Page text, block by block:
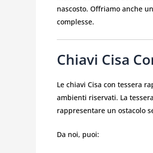
nascosto. Offriamo anche
complesse.
Chiavi Cisa
Le chiavi Cisa con tessera
ambienti riservati. La
rappresentare un ostacolo
Da noi, puoi: